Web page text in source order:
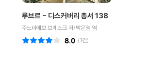
루브르 - 디스커버리 총서 138
주느비에브 브레스크 저/박은영 역
(1건)
8.0